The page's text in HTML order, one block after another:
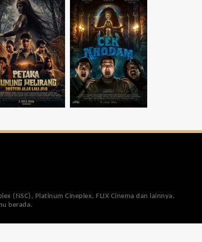
(NSC), Platinum Cineplex, FLIX Cinema dan lainnya.
berada.